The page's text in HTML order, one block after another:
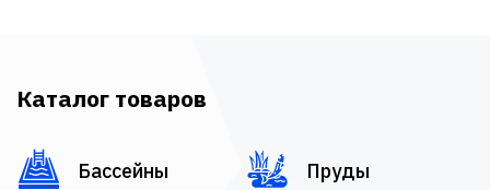
Каталог товаров
Бассейны Пруды